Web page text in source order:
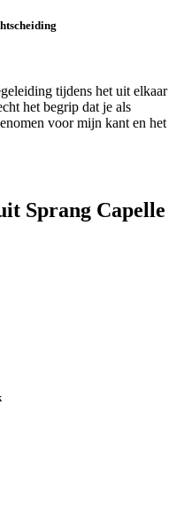
tijdens het uit elkaar
het begrip dat je als
voor mijn kant en het
Sprang Capelle